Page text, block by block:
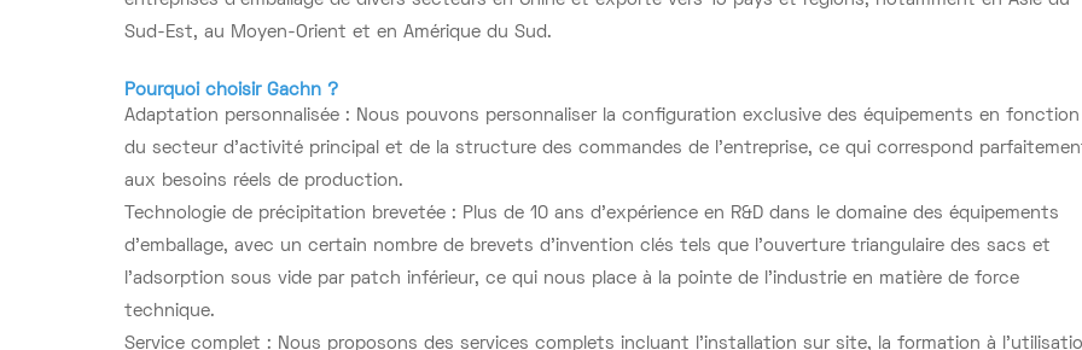
Sud-Est, au Moyen-Orient et en Amérique du Sud.
Pourquoi choisir Gachn ?
Adaptation personnalisée : Nous pouvons personnaliser la configuration exclusive des équipements en fonction
du secteur d’activité principal et de la structure des commandes de l’entreprise, ce qui correspond
aux besoins réels de production.
Technologie de précipitation brevetée : Plus de 10 ans d’expérience en R&D dans le domaine des équipements
d’emballage, avec un certain nombre de brevets d’invention clés tels que l’ouverture triangulaire des sacs et
l’adsorption sous vide par patch inférieur, ce qui nous place à la pointe de l’industrie en matière de force
technique.
Service complet : Nous proposons des services complets incluant l'installation sur site, la formation à